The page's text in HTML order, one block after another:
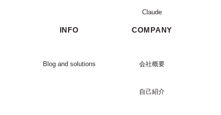
Claude
INFO
Blog and solutions
COMPANY
会社概要
自己紹介